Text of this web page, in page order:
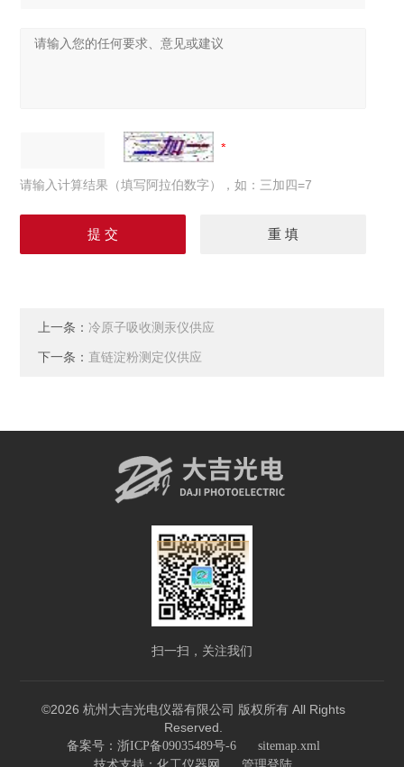
请输入计算结果（填写阿拉伯数字），如：三加四=7
上一条：冷原子吸收测汞仪供应
下一条： 直链淀粉测定仪供应
扫一扫，关注我们
©2026 杭州大吉光电仪器有限公司 版权所有 All Rights
Reserved.
备案号：浙ICP备09035489号-6 sitemap.xml